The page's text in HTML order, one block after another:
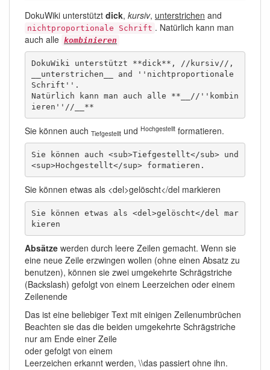
DokuWiki unterstützt dick, kursiv, unterstrichen and
nichtproportionale Schrift . Natürlich kann man
auch alle kombinieren
DokuWiki unterstützt **dick**, //kursiv//,
__unterstrichen__ and ''nichtproportionale
Schrift''.
Natürlich kann man auch alle **__//''kombin
ieren''//__**
Sie können auch Tiefgestellt und Hochgestellt formatieren.
Sie können auch <sub>Tiefgestellt</sub> und
<sup>Hochgestellt</sup> formatieren.
Sie können etwas als <del>gelöscht</del markieren
Sie können etwas als <del>gelöscht</del mar
kieren
Absätze werden durch leere Zeilen gemacht. Wenn sie
eine neue Zeile erzwingen wollen (ohne einen Absatz zu
benutzen), können sie zwei umgekehrte Schrägstriche
(Backslash) gefolgt von einem Leerzeichen oder einem
Zeilenende
Das ist eine beliebiger Text mit einigen Zeilenumbrüchen
Beachten sie das die beiden umgekehrte Schrägstriche
nur am Ende einer Zeile
oder gefolgt von einem
Leerzeichen erkannt werden, \\das passiert ohne ihn.